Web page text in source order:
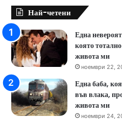
Най-четени
Една
която
живота ми
ноември 22,
Една баба,
във влака,
живота ми
ноември 24,